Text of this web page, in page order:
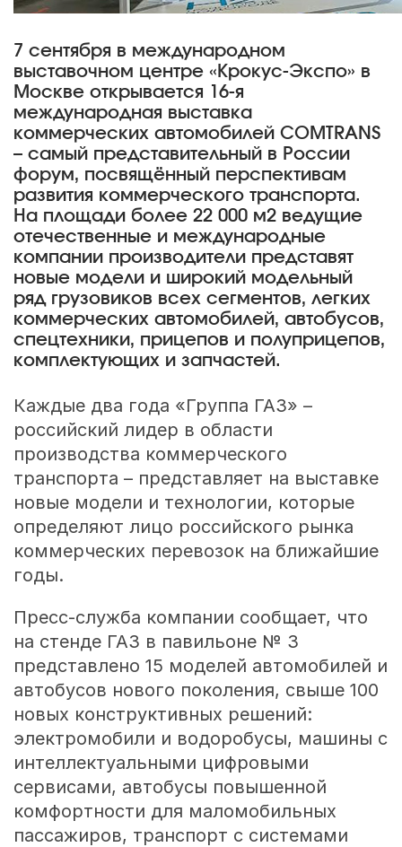
7 сентября в международном
выставочном центре «Крокус-Экспо» в
Москве открывается 16-я
международная выставка
коммерческих автомобилей COMTRANS
– самый представительный в России
форум, посвящённый перспективам
развития коммерческого транспорта.
На площади более 22 000 м2 ведущие
отечественные и международные
компании производители представят
новые модели и широкий модельный
ряд грузовиков всех сегментов, легких
коммерческих автомобилей, автобусов,
спецтехники, прицепов и полуприцепов,
комплектующих и запчастей.
Каждые два года «Группа ГАЗ» –
российский лидер в области
производства коммерческого
транспорта – представляет на выставке
новые модели и технологии, которые
определяют лицо российского рынка
коммерческих перевозок на ближайшие
годы.
Пресс-служба компании сообщает, что
на стенде ГАЗ в павильоне № 3
представлено 15 моделей автомобилей и
автобусов нового поколения, свыше 100
новых конструктивных решений:
электромобили и водоробусы, машины с
интеллектуальными цифровыми
сервисами, автобусы повышенной
комфортности для маломобильных
пассажиров, транспорт с системами